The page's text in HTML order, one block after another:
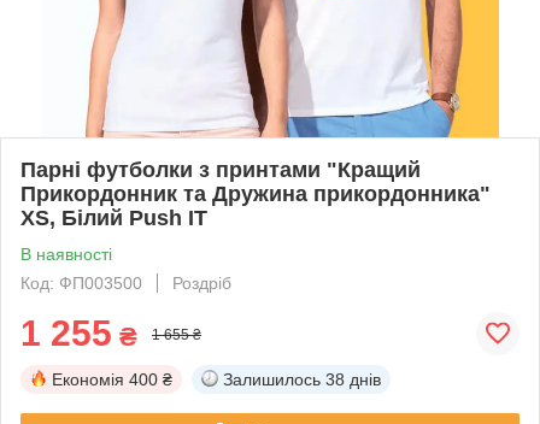
Парні футболки з принтами "Кращий
Прикордонник та Дружина прикордонника"
XS, Білий Push IT
В наявності
Код: ФП003500
Роздріб
1 255 ₴ 1 655 ₴
Економія 400 ₴ Залишилось 38 днів